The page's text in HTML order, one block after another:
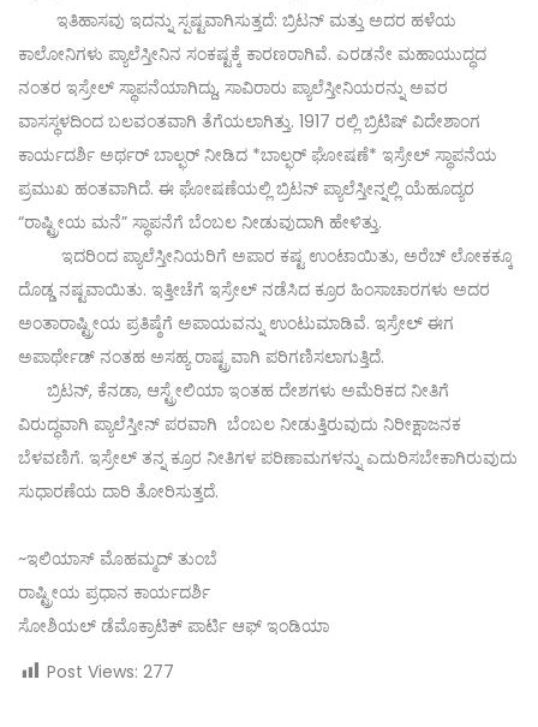
ಇತಿಹಾಸವು ಇದನ್ನು ಸ್ಪಷ್ಟವಾಗಿಸುತ್ತದೆ: ಬ್ರಿಟನ್ ಮತ್ತು ಅದರ ಹಳೆಯ
ಕಾಲೋನಿಗಳು ಪ್ಯಾಲೆಸ್ತೀನಿನ ಸಂಕಷ್ಟಕ್ಕೆ ಕಾರಣರಾಗಿವೆ. ಎರಡನೇ ಮಹಾಯುದ್ಧದ
ನಂತರ ಇಸ್ರೇಲ್ ಸ್ಥಾಪನೆಯಾಗಿದ್ದು, ಸಾವಿರಾರು ಪ್ಯಾಲೆಸ್ತೀನಿಯರನ್ನು ಅವರ
ವಾಸಸ್ಥಳದಿಂದ ಬಲವಂತವಾಗಿ ತೆಗೆಯಲಾಗಿತ್ತು. 1917 ರಲ್ಲಿ ಬ್ರಿಟಿಷ್ ವಿದೇಶಾಂಗ
ಕಾರ್ಯದರ್ಶಿ ಅರ್ಥರ್ ಬಾಲ್ಫರ್ ನೀಡಿದ *ಬಾಲ್ಫರ್ ಘೋಷಣೆ* ಇಸ್ರೇಲ್ ಸ್ಥಾಪನೆಯ
ಪ್ರಮುಖ ಹಂತವಾಗಿದೆ. ಈ ಘೋಷಣೆಯಲ್ಲಿ ಬ್ರಿಟನ್ ಪ್ಯಾಲೆಸ್ತೀನ್ನಲ್ಲಿ ಯೆಹೂದ್ಯರ
“ರಾಷ್ಟ್ರೀಯ ಮನೆ” ಸ್ಥಾಪನೆಗೆ ಬೆಂಬಲ ನೀಡುವುದಾಗಿ ಹೇಳಿತ್ತು.
ಇದರಿಂದ ಪ್ಯಾಲೆಸ್ತೀನಿಯರಿಗೆ ಅಪಾರ ಕಷ್ಟ ಉಂಟಾಯಿತು, ಅರೆಬ್ ಲೋಕಕ್ಕೂ
ದೊಡ್ಡ ನಷ್ಟವಾಯಿತು. ಇತ್ತೀಚೆಗೆ ಇಸ್ರೇಲ್ ನಡೆಸಿದ ಕ್ರೂರ ಹಿಂಸಾಚಾರಗಳು ಅದರ
ಅಂತಾರಾಷ್ಟ್ರೀಯ ಪ್ರತಿಷ್ಠೆಗೆ ಅಪಾಯವನ್ನು ಉಂಟುಮಾಡಿವೆ. ಇಸ್ರೇಲ್ ಈಗ
ಅಪಾರ್ಥೇಡ್ ನಂತಹ ಅಸಹ್ಯ ರಾಷ್ಟ್ರವಾಗಿ ಪರಿಗಣಿಸಲಾಗುತ್ತಿದೆ.
ಬ್ರಿಟನ್, ಕೆನಡಾ, ಆಸ್ಟ್ರೇಲಿಯಾ ಇಂತಹ ದೇಶಗಳು ಅಮೆರಿಕದ ನೀತಿಗೆ
ವಿರುದ್ಧವಾಗಿ ಪ್ಯಾಲೆಸ್ತೀನ್ ಪರವಾಗಿ ಬೆಂಬಲ ನೀಡುತ್ತಿರುವುದು ನಿರೀಕ್ಷಾಜನಕ
ಬೆಳವಣಿಗೆ. ಇಸ್ರೇಲ್ ತನ್ನ ಕ್ರೂರ ನೀತಿಗಳ ಪರಿಣಾಮಗಳನ್ನು ಎದುರಿಸಬೇಕಾಗಿರುವುದು
ಸುಧಾರಣೆಯ ದಾರಿ ತೋರಿಸುತ್ತದೆ.
~ಇಲಿಯಾಸ್ ಮೊಹಮ್ಮದ್ ತುಂಬೆ
ರಾಷ್ಟ್ರೀಯ ಪ್ರಧಾನ ಕಾರ್ಯದರ್ಶಿ
ಸೋಶಿಯಲ್ ಡೆಮೊಕ್ರಾಟಿಕ್ ಪಾರ್ಟಿ ಆಫ್ ಇಂಡಿಯಾ
Post Views: 277